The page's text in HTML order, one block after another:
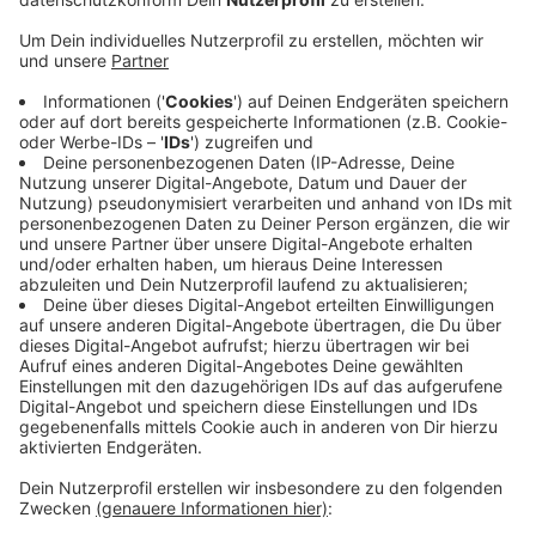
Anzeige
Besonders Menschen mit Schulterverschleiß oder
nach einem Bruch des Oberarmkopfes sollen laut
Krankenhaus davon profitieren. Das sogenannte
"Myometer" misst vor und nach einer
Schulteroperation die Kraftaufwendung bei
bestimmten Bewegungen. So kann demnach ein
direkter Vergleich dargestellt werden. Die Daten
sollen in die Forschung einfließen. Denn gerade bei
Schulterverschleiß gibt es laut Rheinland Klinikum
noch keine ausreichenden Untersuchungen von
Therapieansätzen.
Anzeige